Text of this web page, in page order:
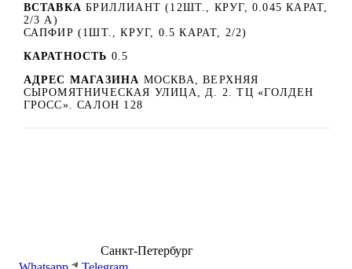
ВСТАВКА БРИЛЛИАНТ (12ШТ., КРУГ, 0.045 КАРАТ,
2/3 А)
САПФИР (1ШТ., КРУГ, 0.5 КАРАТ, 2/2)
КАРАТНОСТЬ 0.5
АДРЕС МАГАЗИНА МОСКВА, ВЕРХНЯЯ
СЫРОМЯТНИЧЕСКАЯ УЛИЦА, Д. 2. ТЦ «ГОЛДЕН
ГРОСС». САЛОН 128
Санкт-Петербург